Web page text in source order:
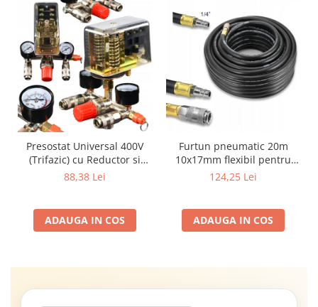
Presostat Universal 400V
(Trifazic) cu Reductor si
Colector Complet pentru
88,38 Lei
ADAUGA IN COS
Furtun pneumatic 20m
10x17mm flexibil pentru
compresor rezistent la ulei124,25 Lei
ADAUGA IN COS